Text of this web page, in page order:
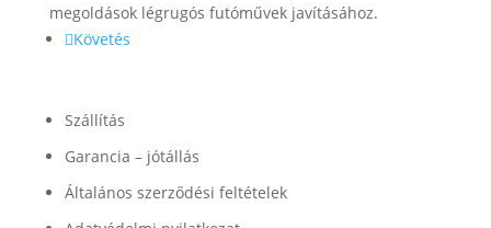
megoldások légrugós futóművek javításához.
Követés
Szállítás
Garancia – jótállás
Általános szerződési feltételek